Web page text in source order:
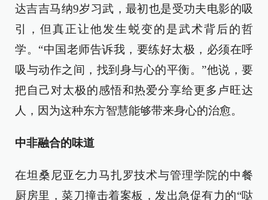
达吉吉马纳9岁习武，最初也是受功夫电影的吸
引，但真正让他发生蜕变的是武术背后的哲
学。“中国老师告诉我，要练好太极，必须在呼
吸与动作之间，找到身与心的平衡。”他说，要
把自己对太极的感悟和热爱分享给更多卢旺达
人，因为这种东方智慧能够带来身心的治愈。
中非融合的味道
在坦桑尼亚乞力马扎罗技术与管理学院的中餐
厨房里，菜刀撞击着案板，发出急促有力的“哒